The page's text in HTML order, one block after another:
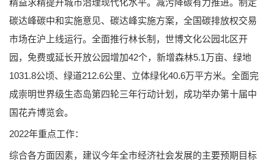
碳达峰碳中和实施意见、碳达峰实施方案，全国碳排放权交易
市场在沪上线运行。全面推行林长制，世博文化公园北区开
园，免费或延长开放公园增加42个，新增森林5.1万亩、绿地
1031.8公顷、绿道212.6公里、立体绿化40.6万平方米。全面完
成崇明世界级生态岛第四轮三年行动计划，成功举办第十届中
国花卉博览会。
2022年重点工作：
综合各方面因素，建议今年全市经济社会发展的主要预期目标